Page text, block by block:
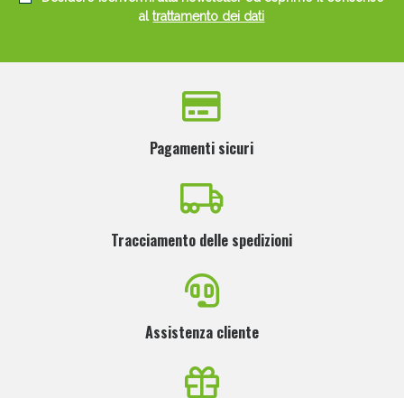
altrattamento dei dati
Pagamenti sicuri
Tracciamento delle spedizioni
Assistenza cliente